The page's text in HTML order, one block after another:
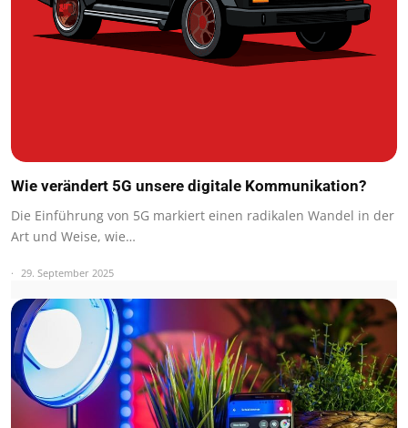
Wie verändert 5G unsere digitale Kommunikation?
Die Einführung von 5G markiert einen radikalen Wandel in der
Art und Weise, wie…
29. September 2025